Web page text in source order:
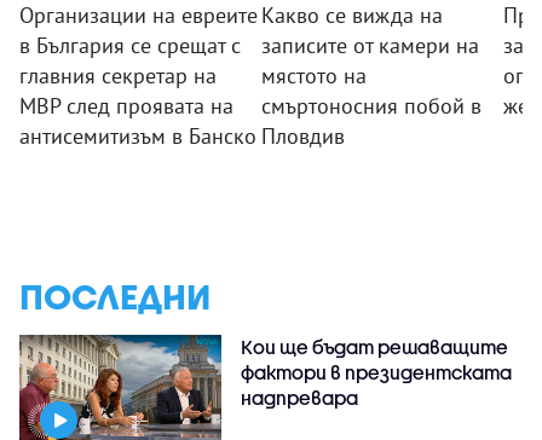
Организации на евреите
в България се срещат с
главния секретар на
МВР след проявата на
антисемитизъм в Банско
Какво се вижда на
записите от камери на
мястото на
смъртоносния побой в
Пловдив
за
ПОСЛЕДНИ
Кои ще бъдат решаващите
фактори в президентската
надпревара